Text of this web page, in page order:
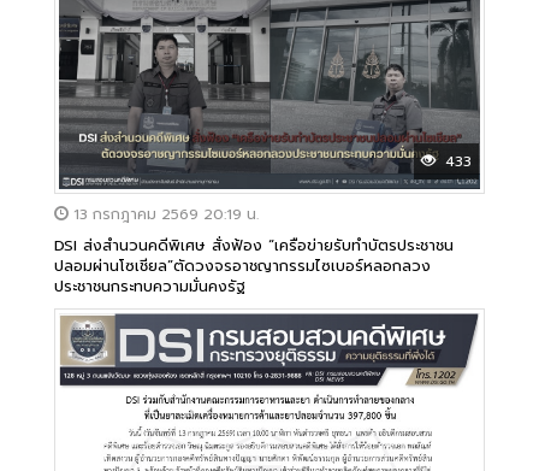
433
13 กรกฎาคม 2569 20:19 น.
DSI ส่งสำนวนคดีพิเศษ สั่งฟ้อง “เครือข่ายรับทำบัตรประชาชน
ปลอมผ่านโซเชียล”ตัดวงจรอาชญากรรมไซเบอร์หลอกลวง
ประชาชนกระทบความมั่นคงรัฐ